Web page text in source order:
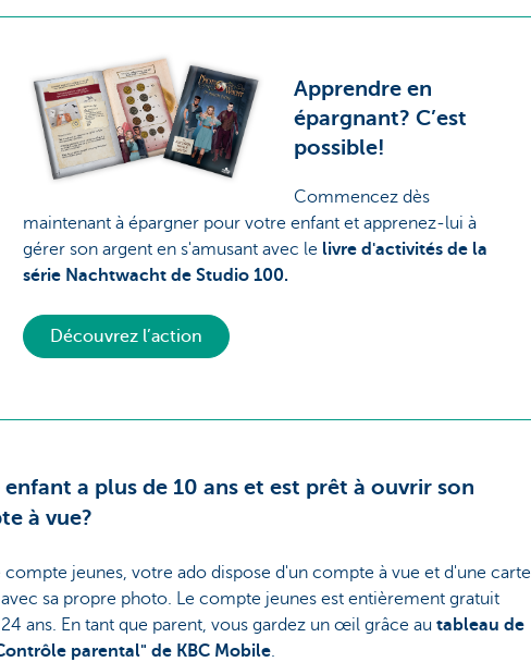
Apprendre en
épargnant? C’est
possible!
Commencez dès
maintenant à épargner pour votre enfant et apprenez-lui à
gérer son argent en s'amusant avec le livre d'activités de la
série Nachtwacht de Studio 100.
Découvrez l’action
a plus de 10 ans et est prêt à ouvrir son
à vue?
compte jeunes, votre ado dispose d'un compte à vue et d'une carte
sa propre photo. Le compte jeunes est entièrement gratuit
ans. En tant que parent, vous gardez un œil grâce au tableau de
parental" de KBC Mobile.